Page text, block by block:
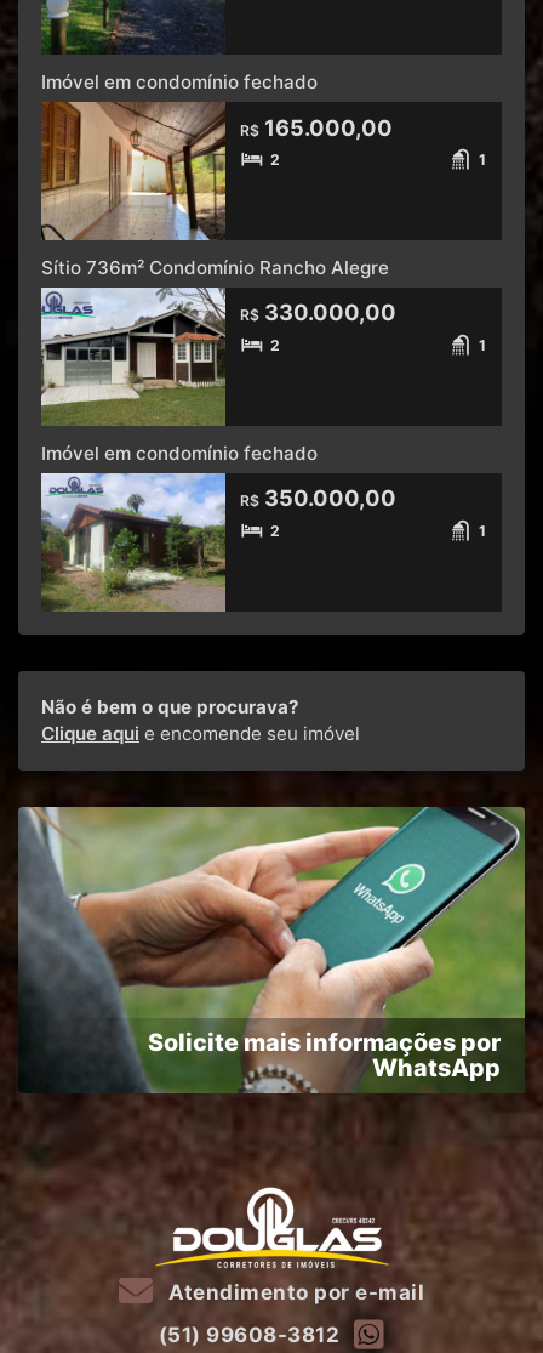
Imóvel em condomínio fechado
R$ 165.000,00
2 1
Sítio 736m² Condomínio Rancho Alegre
R$ 330.000,00
2 1
Imóvel em condomínio fechado
R$ 350.000,00
2 1
Não é bem o que procurava?
Clique aqui e encomende seu imóvel
Solicite mais informações por
WhatsApp
Atendimento por e-mail
(51) 99608-3812